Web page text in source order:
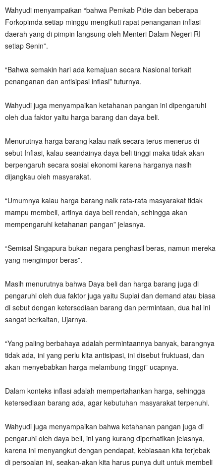
Wahyudi menyampaikan “bahwa Pemkab Pidie dan beberapa
Forkopimda setiap minggu mengikuti rapat penanganan inflasi
daerah yang di pimpin langsung oleh Menteri Dalam Negeri RI
setiap Senin”.
“Bahwa semakin hari ada kemajuan secara Nasional terkait
penanganan dan antisipasi inflasi” tuturnya.
Wahyudi juga menyampaikan ketahanan pangan ini dipengaruhi
oleh dua faktor yaitu harga barang dan daya beli.
Menurutnya harga barang kalau naik secara terus menerus di
sebut Inflasi, kalau seandainya daya beli tinggi maka tidak akan
berpengaruh secara sosial ekonomi karena harganya nasih
dijangkau oleh masyarakat.
“Umumnya kalau harga barang naik rata-rata masyarakat tidak
mampu membeli, artinya daya beli rendah, sehingga akan
mempengaruhi ketahanan pangan” jelasnya.
“Semisal Singapura bukan negara penghasil beras, namun mereka
yang mengimpor beras”.
Masih menurutnya bahwa Daya beli dan harga barang juga di
pengaruhi oleh dua faktor juga yaitu Suplai dan demand atau biasa
di sebut dengan ketersediaan barang dan permintaan, dua hal ini
sangat berkaitan, Ujarnya.
“Yang paling berbahaya adalah permintaannya banyak, barangnya
tidak ada, ini yang perlu kita antisipasi, ini disebut fruktuasi, dan
akan menyebabkan harga melambung tinggi” ucapnya.
Dalam konteks inflasi adalah mempertahankan harga, sehingga
ketersediaan barang ada, agar kebutuhan masyarakat terpenuhi.
Wahyudi juga menyampaikan bahwa ketahanan pangan juga di
pengaruhi oleh daya beli, ini yang kurang diperhatikan jelasnya,
karena ini menyangkut dengan pendapat, kebiasaan kita terjebak
di persoalan ini, seakan-akan kita harus punya duit untuk membeli